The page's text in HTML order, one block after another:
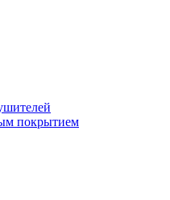
покрытием